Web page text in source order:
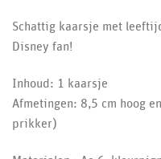
Schattig kaarsje met
Disney fan!
Inhoud: 1 kaarsje
Afmetingen: 8,5 cm hoog
prikker)